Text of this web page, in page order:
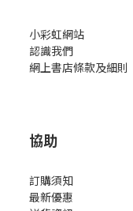
小彩虹網站
認識我們
網上書店條款及細則
協助
訂購須知
最新優惠